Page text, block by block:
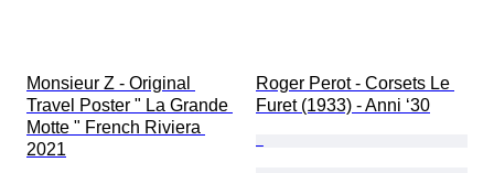
Monsieur Z - Original
Travel Poster " La Grande
Motte " French Riviera
2021
Roger Perot - Corsets Le
Furet (1933) - Anni ‘30